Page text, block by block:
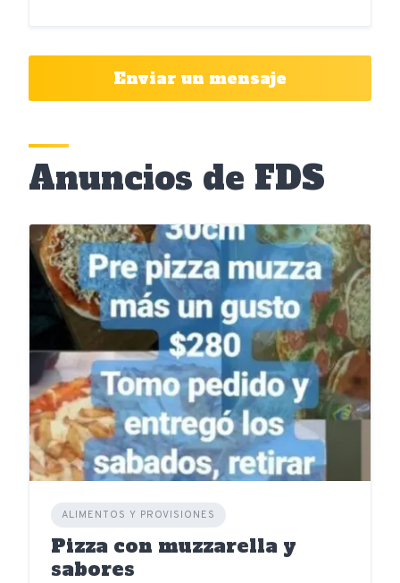
Enviar un mensaje
Anuncios de FDS
ALIMENTOS Y PROVISIONES
Pizza con muzzarella y
sabores